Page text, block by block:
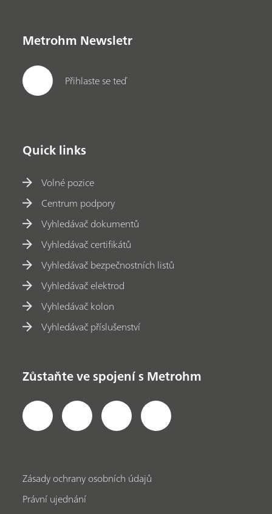
Metrohm Newsletr
Přihlaste se teď
Quick links
Volné pozice
Centrum podpory
Vyhledávač dokumentů
Vyhledávač certifikátů
Vyhledávač bezpečnostních listů
Vyhledávač elektrod
Vyhledávač kolon
Vyhledávač příslušenství
Zůstaňte ve spojení s Metrohm
Zásady ochrany osobních údajů
Právní ujednání